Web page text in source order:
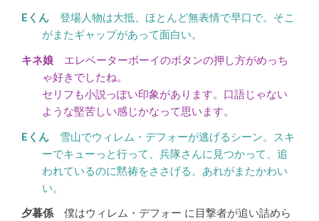
登場人物は大抵、ほとんど無表情で早口で。そこ
がまたギャップがあって面白い。
エレベーターボーイのボタンの押し方がめっち
ゃ好きでしたね。
セリフも小説っぽい印象があります。口語じゃない
ような堅苦しい感じかなって思います。
雪山でウィレム・デフォーが逃げるシーン。スキ
ーでキューっと行って、兵隊さんに見つかって、追
われているのに黙祷をささげる。あれがまたかわい
い。
僕はウィレム・デフォー に目撃者が追い詰めら